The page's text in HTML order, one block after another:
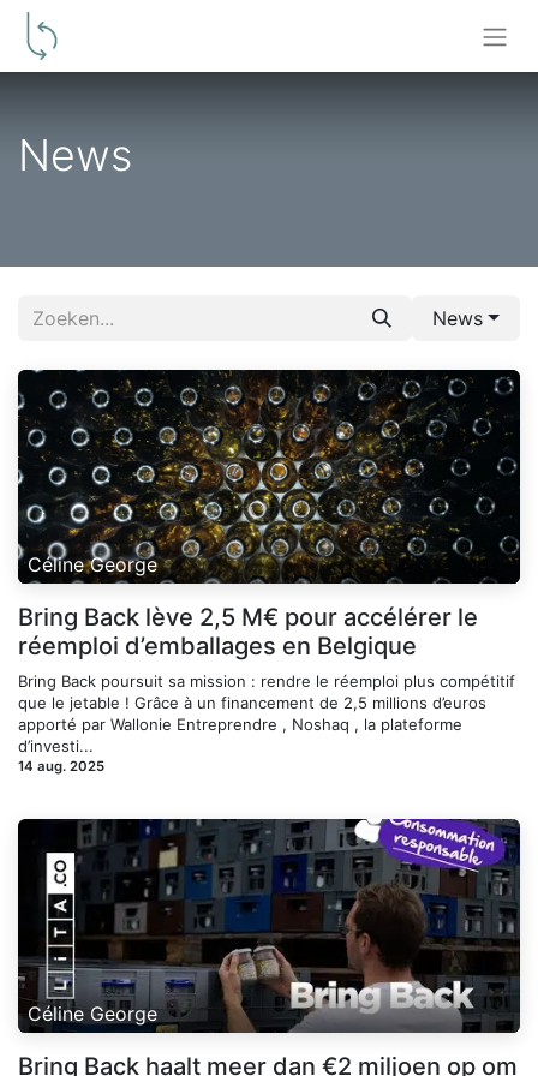
News
News
Céline George
Bring Back lève 2,5 M€ pour accélérer le
réemploi d’emballages en Belgique
Bring Back poursuit sa mission : rendre le réemploi plus compétitif
que le jetable ! Grâce à un financement de 2,5 millions d’euros
apporté par Wallonie Entreprendre , Noshaq , la plateforme
d’investi...
14 aug. 2025
Céline George
Bring Back haalt meer dan €2 miljoen op om